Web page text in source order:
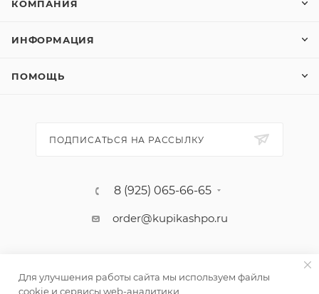
КОМПАНИЯ
ИНФОРМАЦИЯ
ПОМОЩЬ
ПОДПИСАТЬСЯ НА РАССЫЛКУ
8 (925) 065-66-65
order@kupikashpo.ru
Для улучшения работы сайта мы используем файлы
cookie и сервисы web-аналитики.